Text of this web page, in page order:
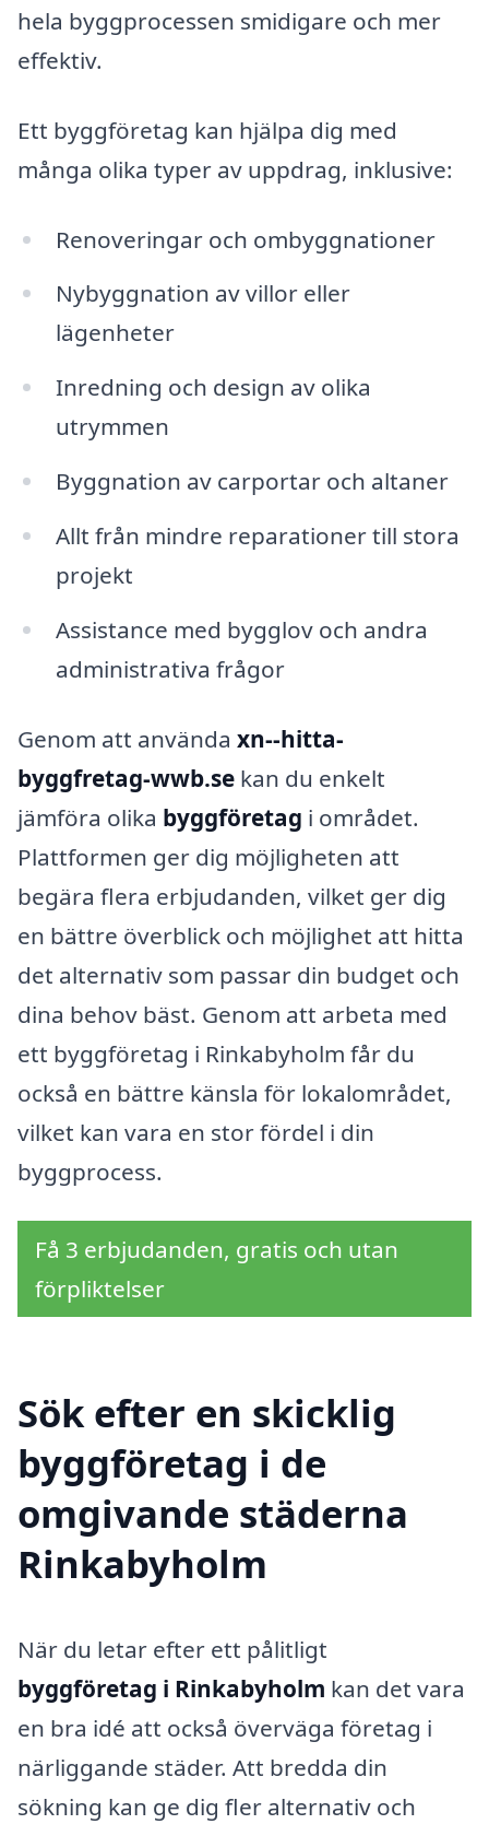
hela byggprocessen smidigare och mer
effektiv.
Ett byggföretag kan hjälpa dig med
många olika typer av uppdrag, inklusive:
Renoveringar och ombyggnationer
Nybyggnation av villor eller
lägenheter
Inredning och design av olika
utrymmen
Byggnation av carportar och altaner
Allt från mindre reparationer till stora
projekt
Assistance med bygglov och andra
administrativa frågor
Genom att använda xn--hitta-
byggfretag-wwb.se kan du enkelt
jämföra olika byggföretag i området.
Plattformen ger dig möjligheten att
begära flera erbjudanden, vilket ger dig
en bättre överblick och möjlighet att hitta
det alternativ som passar din budget och
dina behov bäst. Genom att arbeta med
ett byggföretag i Rinkabyholm får du
också en bättre känsla för lokalområdet,
vilket kan vara en stor fördel i din
byggprocess.
Få 3 erbjudanden, gratis och utan
förpliktelser
Sök efter en skicklig
byggföretag i de
omgivande städerna
Rinkabyholm
När du letar efter ett pålitligt
byggföretag i Rinkabyholm kan det vara
en bra idé att också överväga företag i
närliggande städer. Att bredda din
sökning kan ge dig fler alternativ och